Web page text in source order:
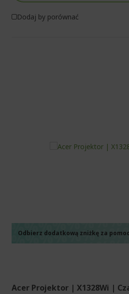
Dodaj by porównać
Odbierz dodatkową zniżkę za
Acer Projektor | X1328Wi |